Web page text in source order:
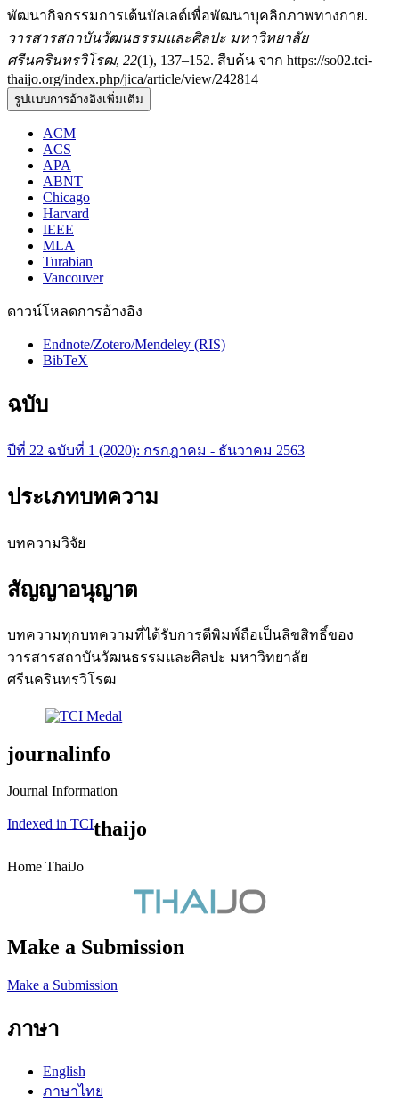
พัฒนากิจกรรมการเต้นบัลเลต์เพื่อพัฒนาบุคลิกภาพทางกาย.
วารสารสถาบันวัฒนธรรมและศิลปะ มหาวิทยาลัย
ศรีนครินทรวิโรฒ, 22(1), 137–152. สืบค้น จาก https://so02.tci-
thaijo.org/index.php/jica/article/view/242814
รูปแบบการอ้างอิงเพิ่มเติม
ACM
ACS
APA
ABNT
Chicago
Harvard
IEEE
MLA
Turabian
Vancouver
ดาวน์โหลดการอ้างอิง
Endnote/Zotero/Mendeley (RIS)
BibTeX
ฉบับ
ปีที่ 22 ฉบับที่ 1 (2020): กรกฎาคม - ธันวาคม 2563
ประเภทบทความ
บทความวิจัย
สัญญาอนุญาต
บทความทุกบทความที่ได้รับการตีพิมพ์ถือเป็นลิขสิทธิ์ของ
วารสารสถาบันวัฒนธรรมและศิลปะ มหาวิทยาลัย
ศรีนครินทรวิโรฒ
journalinfo
Journal Information
Indexed in TCIthaijo
Home ThaiJo
Make a Submission
Make a Submission
ภาษา
English
ภาษาไทย